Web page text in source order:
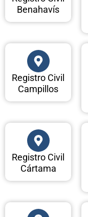
Benahavís
Registro Civil
Campillos
Registro Civil
Cártama